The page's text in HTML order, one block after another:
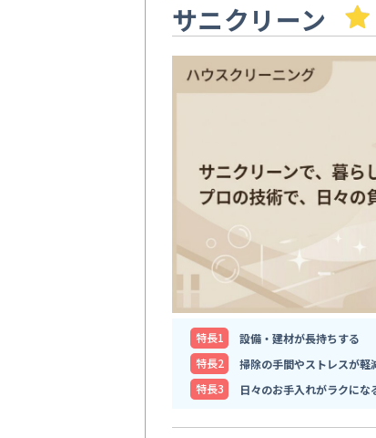
サニクリーン
特⻑1
設備・建材が長持ちする
特⻑2
掃除の手間やストレスが軽
特⻑3
日々のお手入れがラクにな